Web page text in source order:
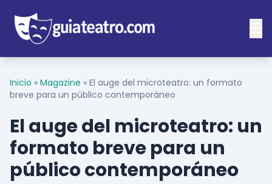
Inicio » Magazine » El auge del microteatro: un formato
breve para un público contemporáneo
El auge del microteatro: un
formato breve para un
público contemporáneo